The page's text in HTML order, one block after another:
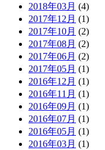
2018年03月 (4)
2017年12月 (1)
2017年10月 (2)
2017年08月 (2)
2017年06月 (2)
2017年05月 (1)
2016年12月 (1)
2016年11月 (1)
2016年09月 (1)
2016年07月 (1)
2016年05月 (1)
2016年03月 (1)